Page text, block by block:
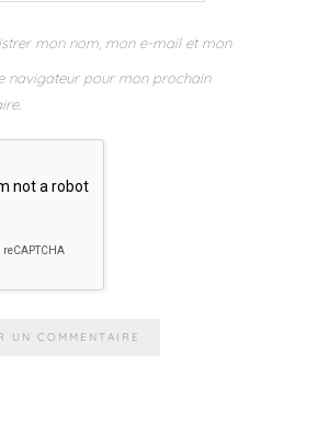
mon nom, mon e-mail et mon
navigateur pour mon prochain